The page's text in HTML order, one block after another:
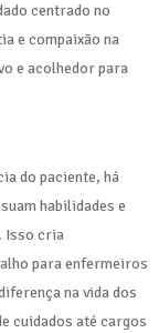
centrado no
e compaixão na
e acolhedor para
do paciente, há
habilidades e
Isso cria
para enfermeiros
na vida dos
cuidados até cargos